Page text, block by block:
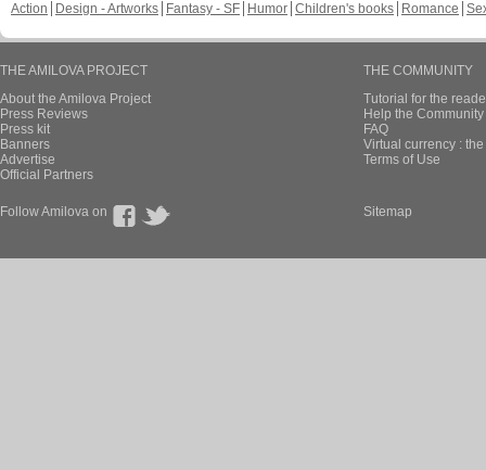
Action
Design - Artworks Fantasy - SF Humor Children's books Romance
THE AMILOVA PROJECT
About the Amilova Project
Press Reviews
Press kit
Banners
Advertise
Official Partners
THE COMMUNITY
Tutorial for the
Help the
FAQ
Virtual currency :
Terms of Use
Follow Amilova on Sitemap